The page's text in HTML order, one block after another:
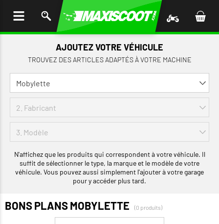
AJOUTEZ VOTRE VÉHICULE
TROUVEZ DES ARTICLES ADAPTÉS À VOTRE MACHINE
N'affichez que les produits qui correspondent à votre véhicule. Il
suffit de sélectionner le type, la marque et le modèle de votre
véhicule. Vous pouvez aussi simplement l'ajouter à votre garage
pour y accéder plus tard.
BONS PLANS MOBYLETTE (0 produits)